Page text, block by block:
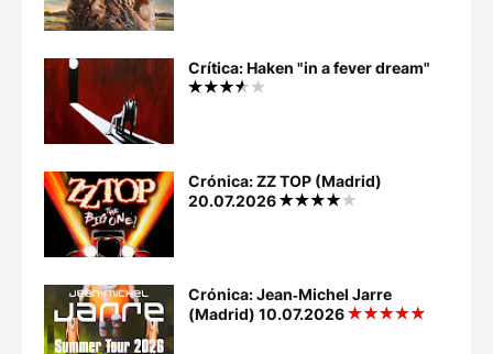
Crítica: Haken "in a fever dream"
Crónica: ZZ TOP (Madrid)
20.07.2026
Crónica: Jean‐Michel Jarre
(Madrid) 10.07.2026